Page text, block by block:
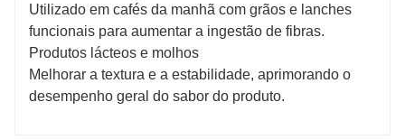
Utilizado em cafés da manhã com grãos e lanches
funcionais para aumentar a ingestão de fibras.
Produtos lácteos e molhos
Melhorar a textura e a estabilidade, aprimorando o
desempenho geral do sabor do produto.